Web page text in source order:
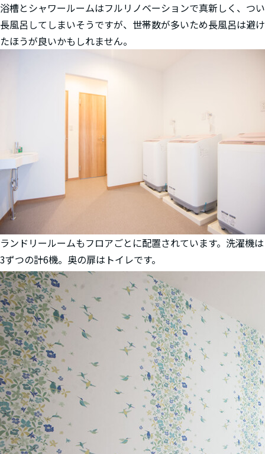
浴槽とシャワールームはフルリノベーションで真新しく、つい
長風呂してしまいそうですが、世帯数が多いため長風呂は避け
たほうが良いかもしれません。
ランドリールームもフロアごとに配置されています。洗濯機は
3ずつの計6機。奥の扉はトイレです。